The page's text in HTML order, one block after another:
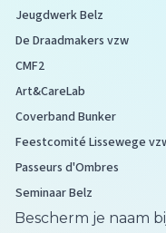
Jeugdwerk Belz
De Draadmakers vzw
CMF2
Art&CareLab
Coverband Bunker
Feestcomité Lissewege
Passeurs d'Ombres
Seminaar Belz
Bescherm je naam